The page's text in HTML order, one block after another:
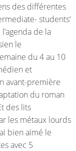
des différentes
students‘
de la
le
du 4 au 10
et
avant-première
du roman
des lits
les métaux lourds
bien aimé le
avec 5